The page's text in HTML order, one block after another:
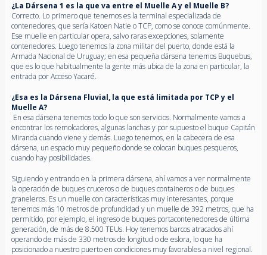
¿La Dársena 1 es la que va entre el Muelle A y el Muelle B?
Correcto. Lo primero que tenemos es la terminal especializada de
contenedores, que sería Katoen Natie o TCP, como se conoce comúnmente.
Ese muelle en particular opera, salvo raras excepciones, solamente
contenedores. Luego tenemos la zona militar del puerto, donde está la
Armada Nacional de Uruguay; en esa pequeña dársena tenemos Buquebus,
que es lo que habitualmente la gente más ubica de la zona en particular, la
entrada por Acceso Yacaré.
¿Esa es la Dársena Fluvial, la que está limitada por TCP y el
Muelle A?
En esa dársena tenemos todo lo que son servicios. Normalmente vamos a
encontrar los remolcadores, algunas lanchas y por supuesto el buque Capitán
Miranda cuando viene y demás. Luego tenemos, en la cabecera de esa
dársena, un espacio muy pequeño donde se colocan buques pesqueros,
cuando hay posibilidades.
Siguiendo y entrando en la primera dársena, ahí vamos a ver normalmente
la operación de buques cruceros o de buques containeros o de buques
graneleros. Es un muelle con características muy interesantes, porque
tenemos más 10 metros de profundidad y un muelle de 392 metros, que ha
permitido, por ejemplo, el ingreso de buques portacontenedores de última
generación, de más de 8.500 TEUs. Hoy tenemos barcos atracados ahí
operando de más de 330 metros de longitud o de eslora, lo que ha
posicionado a nuestro puerto en condiciones muy favorables a nivel regional.